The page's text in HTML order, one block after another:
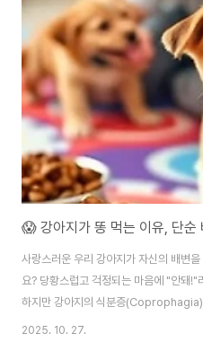
물에 의존하기 전, 당신이 집에서 무엇을
성찰 보고서'이자, 아이의 불안을 잠재울
은 습관이 어떻게 분리불안을 악화시키
과학적인 ..
사랑스러운 우리 강아지가 자신의 배변
요? 당황스럽고 걱정되는 마음에 "안돼!"
하지만 강아지의 식분증
제'가 아닙니다.이는 아이가 보내는 건강
2025. 10. 27.